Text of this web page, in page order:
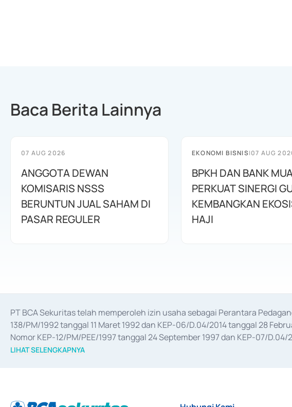
Baca Berita Lainnya
07 AUG 2026
ANGGOTA DEWAN
KOMISARIS NSSS
BERUNTUN JUAL SAHAM DI
PASAR REGULER
EKONOMI BISNIS|07 AUG
BPKH DAN BANK
PERKUAT SINERGI
KEMBANGKAN
HAJI
PT BCA Sekuritas telah memperoleh izin usaha sebagai Perantara
138/PM/1992 tanggal 11 Maret 1992 dan KEP-06/D.04/2014 tanggal 28
Nomor KEP-12/PM/PEE/1997 tanggal 24 September 1997 dan KEP-07/
merger, akuisisi, divestasi, dan
LIHAT SELENGKAPNYA